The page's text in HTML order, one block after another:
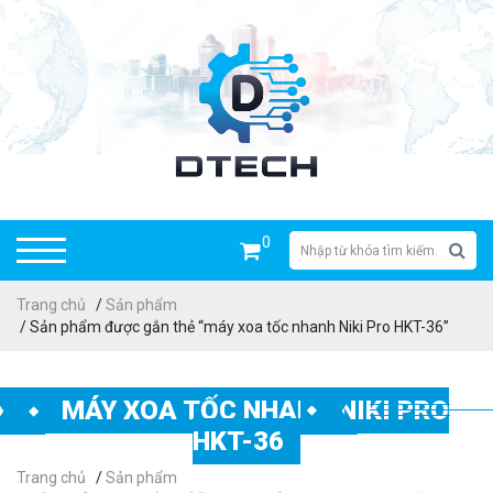
0
Trang chủ /Sản phẩm
/ Sản phẩm được gắn thẻ “máy xoa tốc nhanh Niki Pro HKT-36”
MÁY XOA TỐC NHANH NIKI PRO
HKT-36
Trang chủ /Sản phẩm